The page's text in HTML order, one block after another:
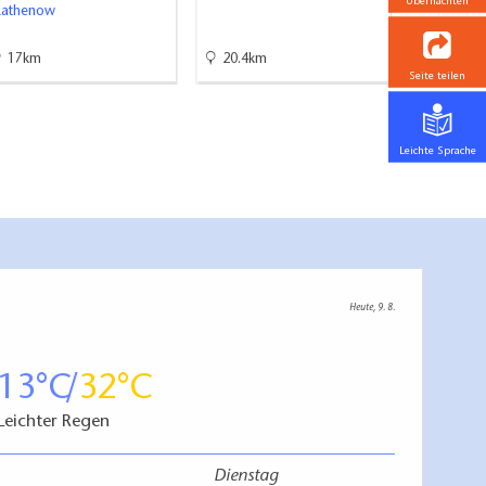
17km 20.4km 33.8km
Heute, 9. 8.
13 32
Regen
Dienstag
Seite teilen
Leichte Sprache